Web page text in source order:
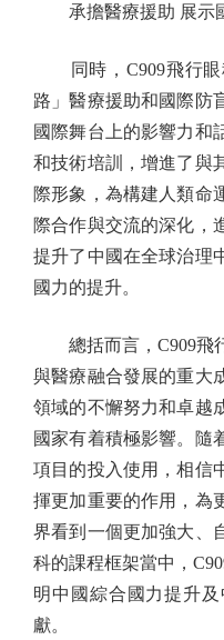
承擔醫療援助 展示
同時，C909飛行眼
路」醫療援助和國際防
國際舞台上的影響力和
和技術培訓，增進了與
際形象，為構建人類命
際合作與交流的深化，
提升了中國在全球治理
國力的提升。
總括而言，C909飛
與醫療融合發展的重大
領域的不懈努力和卓越
國家有着積極影響。隨
項目的投入使用，相信
揮更加重要的作用，為
界看到一個更加強大、
科的課程框架當中，
明中國綜合國力提升
獻。